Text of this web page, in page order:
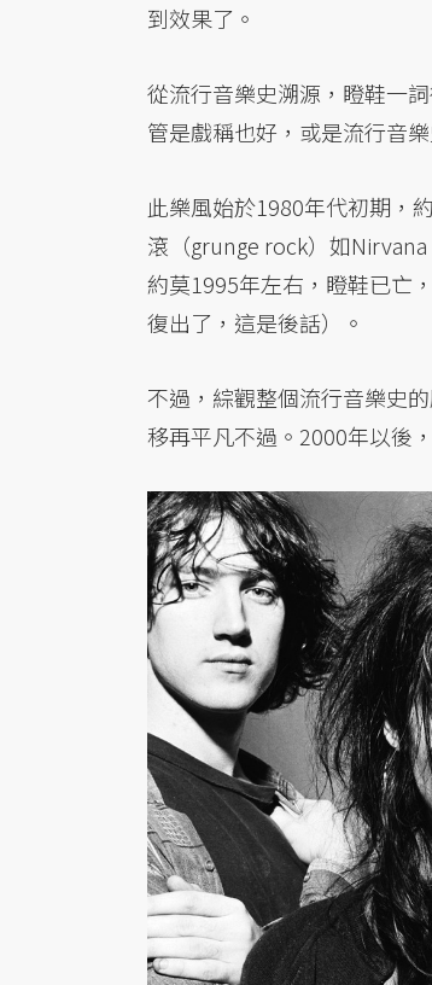
到效果了。
從流行音樂史溯源，瞪鞋一
管是戲稱也好，或是流行音
此樂風始於1980年代初期，
滾（grunge rock）如
約莫1995年左右，瞪鞋已亡
復出了，這是後話）。
不過，綜觀整個流行音樂史
移再平凡不過。2000年以後